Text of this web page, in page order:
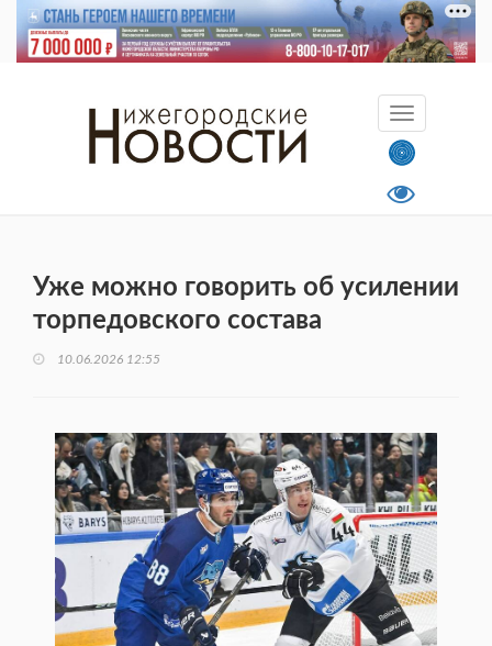
Уже можно говорить об усилении
торпедовского состава
10.06.2026 12:55